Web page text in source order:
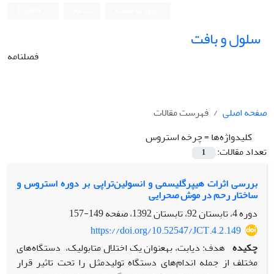
سلول و بافت
فصلنامه
صفحه اصلی
فهرست مقالات
کلیدواژه‌ها =چرخه استروس
تعداد مقالات:
1
بررسی اثرات هیپرگلیسمی و انسولین‌تراپی بر دوره استروس و
ساختار رحم در موش‌ صحرایی
دوره 4، تابستان 92، تابستان 1392، صفحه
149-157
https://doi.org/10.52547/JCT.4.2.149
چکیده
هدف: دیابت، به‎عنوان یک اختلال متابولیک، دستگاه‌های
مختلف از جمله اندام‌های دستگاه تولیدمثل را تحت تاثیر قرار